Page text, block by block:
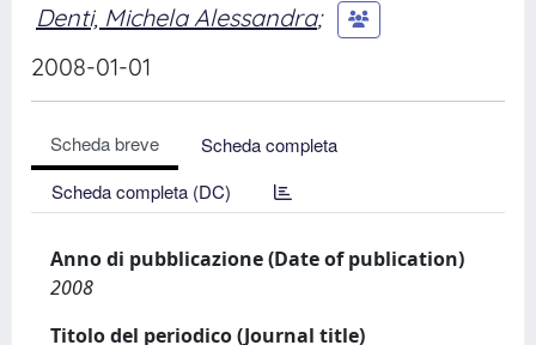
Denti, Michela Alessandra;
2008-01-01
Scheda breve
Scheda completa
Scheda completa (DC)
Anno di pubblicazione (Date of publication)
2008
Titolo del periodico (Journal title)